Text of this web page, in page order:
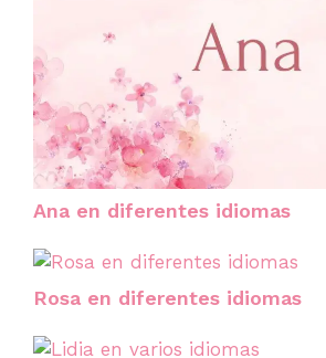
Ana en diferentes idiomas
Rosa en diferentes idiomas